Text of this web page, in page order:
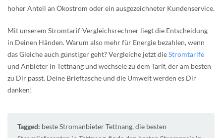
hoher Anteil an Ökostrom oder ein ausgezeichneter Kundenservice.
Mit unserem Stromtarif-Vergleichsrechner liegt die Entscheidung
in Deinen Händen. Warum also mehr für Energie bezahlen, wenn
das Gleiche auch günstiger geht? Vergleiche jetzt dieStromtarife
und Anbieter in Tettnang und wechsele zu dem Tarif, der am besten
zu Dir passt. Deine Brieftasche und die Umwelt werden es Dir
danken!
Tagged: beste Stromanbieter Tettnang, die besten